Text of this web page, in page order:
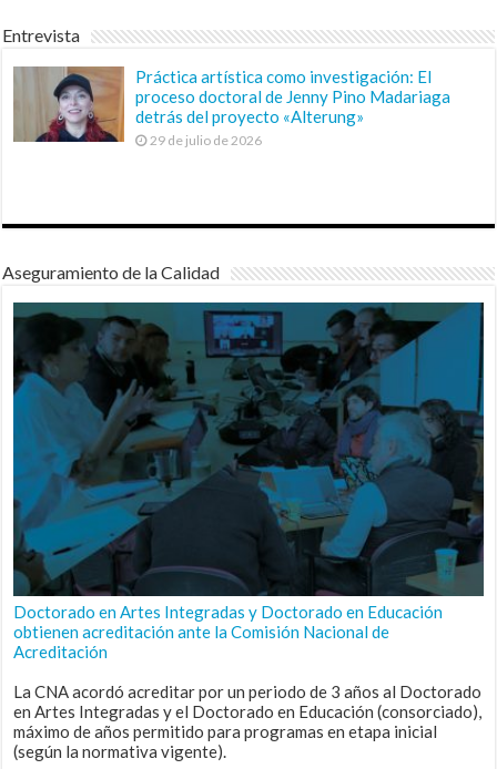
Entrevista
Práctica artística como investigación: El
proceso doctoral de Jenny Pino Madariaga
detrás del proyecto «Alterung»
29 de julio de 2026
Aseguramiento de la Calidad
Doctorado en Artes Integradas y Doctorado en Educación
obtienen acreditación ante la Comisión Nacional de
Acreditación
La CNA acordó acreditar por un periodo de 3 años al Doctorado
en Artes Integradas y el Doctorado en Educación (consorciado),
máximo de años permitido para programas en etapa inicial
(según la normativa vigente).